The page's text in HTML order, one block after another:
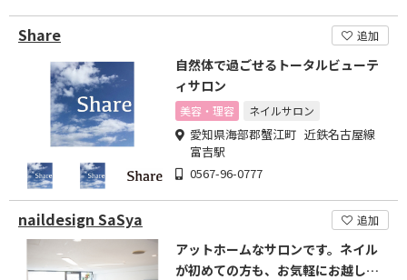
Share 追加
自然体で過ごせるトータルビューテ
ィサロン
美容・理容 ネイルサロン
愛知県海部郡蟹江町 近鉄名古屋線
富吉駅
0567-96-0777
naildesign SaSya 追加
アットホームなサロンです。ネイル
が初めての方も、お気軽にお越しく